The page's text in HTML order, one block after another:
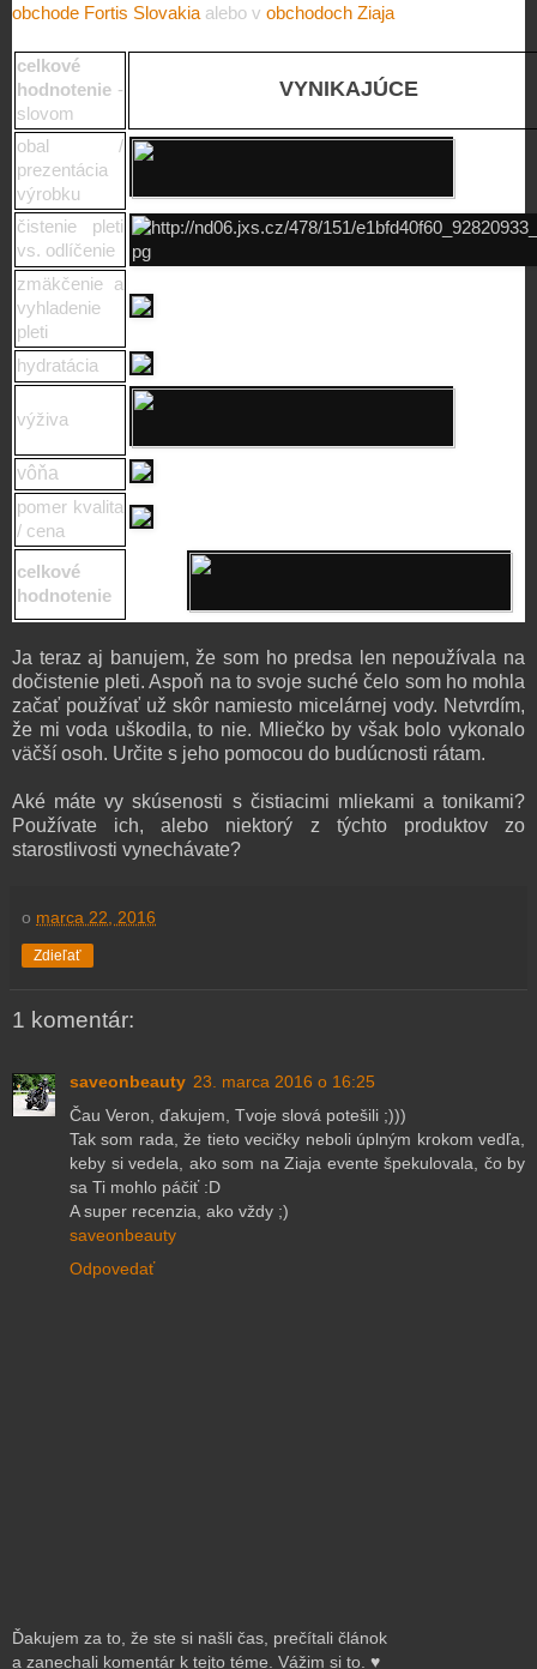
obchode Fortis Slovakia alebo v obchodoch Ziaja
celkové
hodnotenie -
slovom
VYNIKAJÚCE
obal /
prezentácia
výrobku
čistenie pleti
vs. odlíčenie
zmäkčenie a
vyhladenie
pleti
hydratácia
výživa
vôňa
pomer kvalita
/ cena
celkové
hodnotenie
Ja teraz aj banujem, že som ho predsa len nepoužívala na
dočistenie pleti. Aspoň na to svoje suché čelo som ho mohla
začať používať už skôr namiesto micelárnej vody. Netvrdím,
že mivoda uškodila,to nie. Mliečko by však bolo vykonalo
väčší osoh. Určite s jeho pomocou do budúcnosti rátam.
Aké máte vy skúsenosti s čistiacimi mliekami a tonikami?
Používate ich,alebo niektorý z týchto produktov zo
starostlivosti vynechávate?
o marca 22, 2016
Zdieľať
1 komentár:
saveonbeauty 23. marca 2016 o 16:25
Čau Veron, ďakujem, Tvoje slová potešili ;)))
Tak som rada, že tieto vecičky neboli úplným krokom vedľa,
keby si vedela, ako som na Ziaja evente špekulovala, čo by
sa Ti mohlo páčiť :D
A super recenzia, ako vždy ;)
saveonbeauty
Odpovedať
Ďakujem za to, že ste si našli čas, prečítali článok
a zanechali komentár k tejto téme. Vážim si to. ♥